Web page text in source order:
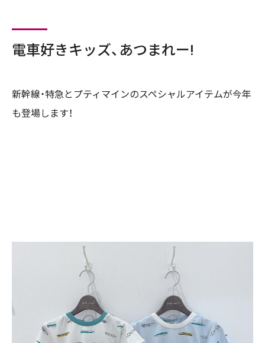
電車好きキッズ、あつまれー!
新幹線・特急とプティマインのスペシャルアイテムが今年
も登場します！